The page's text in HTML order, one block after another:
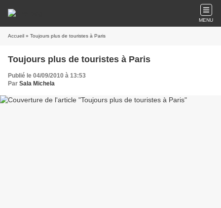
MENU
Accueil » Toujours plus de touristes à Paris
Toujours plus de touristes à Paris
Publié le 04/09/2010 à 13:53
Par Sala Michela